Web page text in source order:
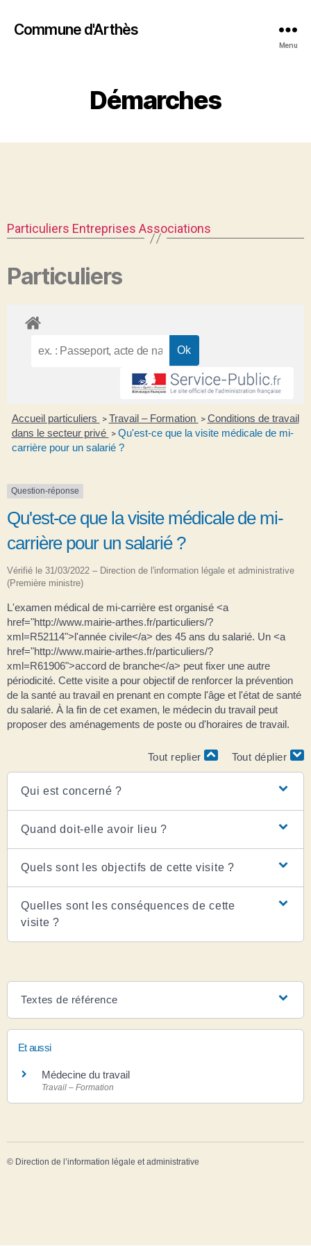
Commune d'Arthès
Menu
Démarches
Particuliers Entreprises Associations
Particuliers
Accueil particuliers > Travail – Formation > Conditions de travail
dans le secteur privé > Qu'est-ce que la visite médicale de mi-
carrière pour un salarié ?
Question-réponse
Qu'est-ce que la visite médicale de mi-
carrière pour un salarié ?
Vérifié le 31/03/2022 – Direction de l'information légale et administrative
(Première ministre)
L'examen médical de mi-carrière est organisé <a
href="http://www.mairie-arthes.fr/particuliers/?
xml=R52114">l'année civile</a> des 45 ans du salarié. Un <a
href="http://www.mairie-arthes.fr/particuliers/?
xml=R61906">accord de branche</a> peut fixer une autre
périodicité. Cette visite a pour objectif de renforcer la prévention
de la santé au travail en prenant en compte l'âge et l'état de santé
du salarié. À la fin de cet examen, le médecin du travail peut
proposer des aménagements de poste ou d'horaires de travail.
Tout replier Tout déplier
Qui est concerné ?
Quand doit-elle avoir lieu ?
Quels sont les objectifs de cette visite ?
Quelles sont les conséquences de cette
visite ?
Textes de référence
Et aussi
Médecine du travail
Travail – Formation
© Direction de l’information légale et administrative